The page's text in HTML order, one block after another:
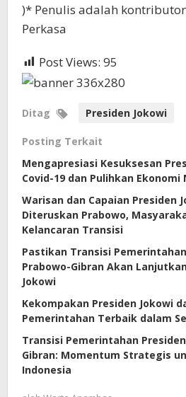
)* Penulis adalah
Perkasa
Post Views: 95
Ditag Presiden Jokowi
Posting Terkait
Mengapresiasi Kesuksesan
Covid-19 dan Pulihkan Ekonomi
Warisan dan Capaian Presiden
Diteruskan Prabowo,
Kelancaran Transisi
Pastikan Transisi
Prabowo-Gibran Akan
Jokowi
Kekompakan Presiden Jokowi
Pemerintahan Terbaik dalam
Transisi Pemerintahan
Gibran: Momentum Strategis
Indonesia